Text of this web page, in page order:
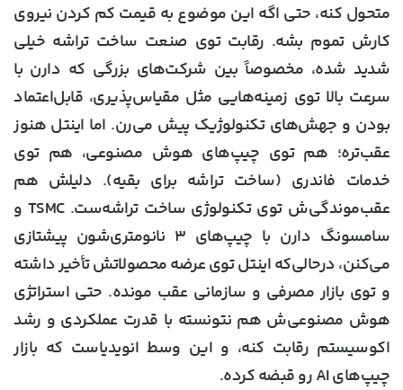
متحول کنه، حتی اگه این موضوع به قیمت کم کردن نیروی
کارش تموم بشه. رقابت توی صنعت ساخت تراشه خیلی
شدید شده، مخصوصاً بین شرکت‌های بزرگی که دارن با
سرعت بالا توی زمینه‌هایی مثل مقیاس‌پذیری، قابل‌اعتماد
بودن و جهش‌های تکنولوژیک پیش می‌رن. اما اینتل هنوز
عقب‌تره؛ هم توی چیپ‌های هوش مصنوعی، هم توی
خدمات فاندری (ساخت تراشه برای بقیه). دلیلش هم
عقب‌موندگی‌ش توی تکنولوژی ساخت تراشه‌ست. TSMC و
سامسونگ دارن با چیپ‌های ۳ نانومتری‌شون پیشتازی
می‌کنن، درحالی‌که اینتل توی عرضه محصولاتش تأخیر داشته
و توی بازار مصرفی و سازمانی عقب مونده. حتی استراتژی
هوش مصنوعی‌ش هم نتونسته با قدرت عملکردی و رشد
اکوسیستم رقابت کنه، و این وسط انویدیاست که بازار
چیپ‌های AI رو قبضه کرده.